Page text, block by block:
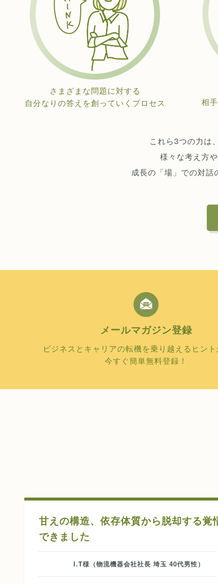
さまざまな問題に対する
自分なりの答えを創っていくプロセス
相
これら3つの力は
様々な考え方
成長の「場」での対
メールマガジン登録
ビジネスとキャリアの転機を乗り越えるヒン
今すぐ簡単無料登録！
甘えの構造、依存体質から脱却する覚
できました
I.T様（物流機器会社社長 埼玉 40代男性）